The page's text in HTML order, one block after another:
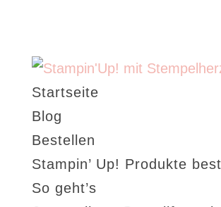
Startseite
Blog
Bestellen
Stampin’ Up! Produkte
So geht’s